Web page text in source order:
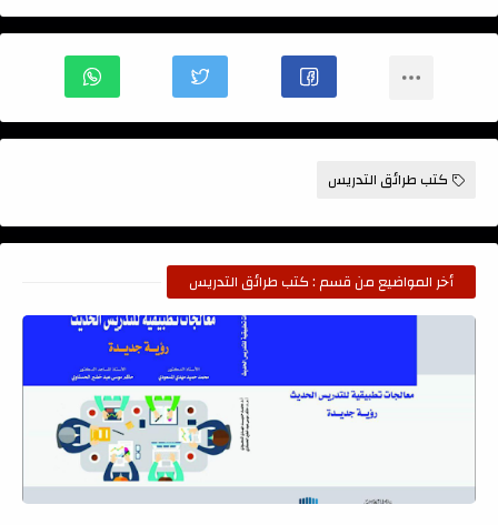
كتب طرائق التدريس
أخر المواضيع من قسم : كتب طرائق التدريس